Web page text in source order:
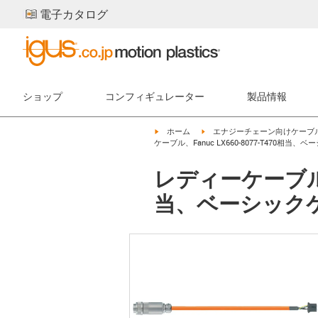
電子カタログ
ショップ コンフィギュレーター 製品情報
igus-icon-arrow-right
ホーム igus-icon-arrow-right
エナジーチェーン向けケーブ
ケーブル、Fanuc LX660-8077-T470相当、ベ
レディーケーブ
当、ベーシック